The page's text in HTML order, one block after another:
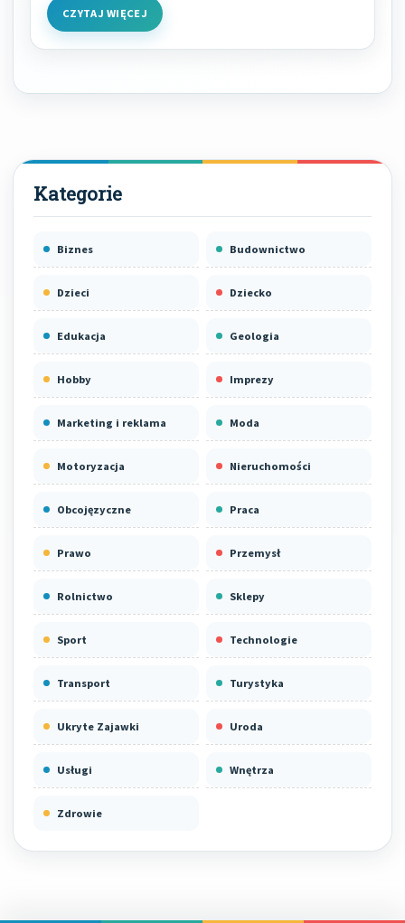
CZYTAJ WIĘCEJ
Biznes Budownictwo
Dzieci Dziecko
Edukacja Geologia
Hobby Imprezy
Marketing i reklama Moda
Motoryzacja Nieruchomości
Obcojęzyczne Praca
Prawo Przemysł
Rolnictwo Sklepy
Sport Technologie
Transport Turystyka
Ukryte Zajawki Uroda
Usługi Wnętrza
Zdrowie